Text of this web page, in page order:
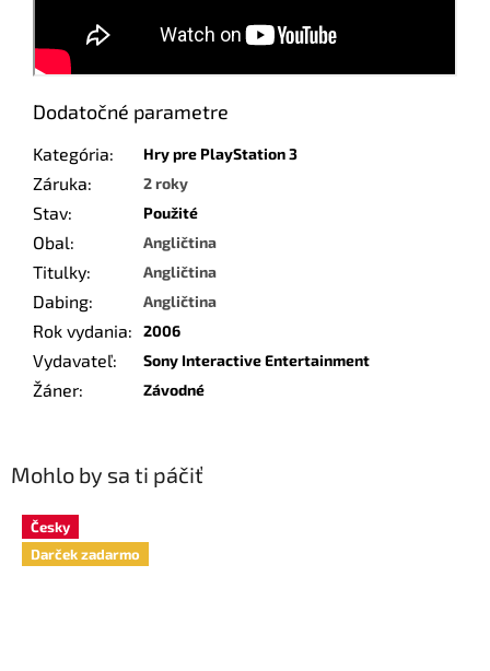
Mohlo by sa ti páčiť
Česky
Darček zadarmo
Dodatočné parametre
Kategória: Hry pre PlayStation 3
Záruka: 2 roky
Stav: Použité
Obal: Angličtina
Titulky: Angličtina
Dabing: Angličtina
Rok vydania: 2006
Vydavateľ: Sony Interactive Entertainment
Žáner: Závodné